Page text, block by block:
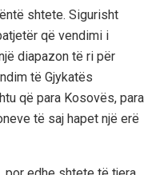
shtete. Sigurisht
që vendimi i
diapazon të ri për
të Gjykatës
që para Kosovës, para
të saj hapet një erë